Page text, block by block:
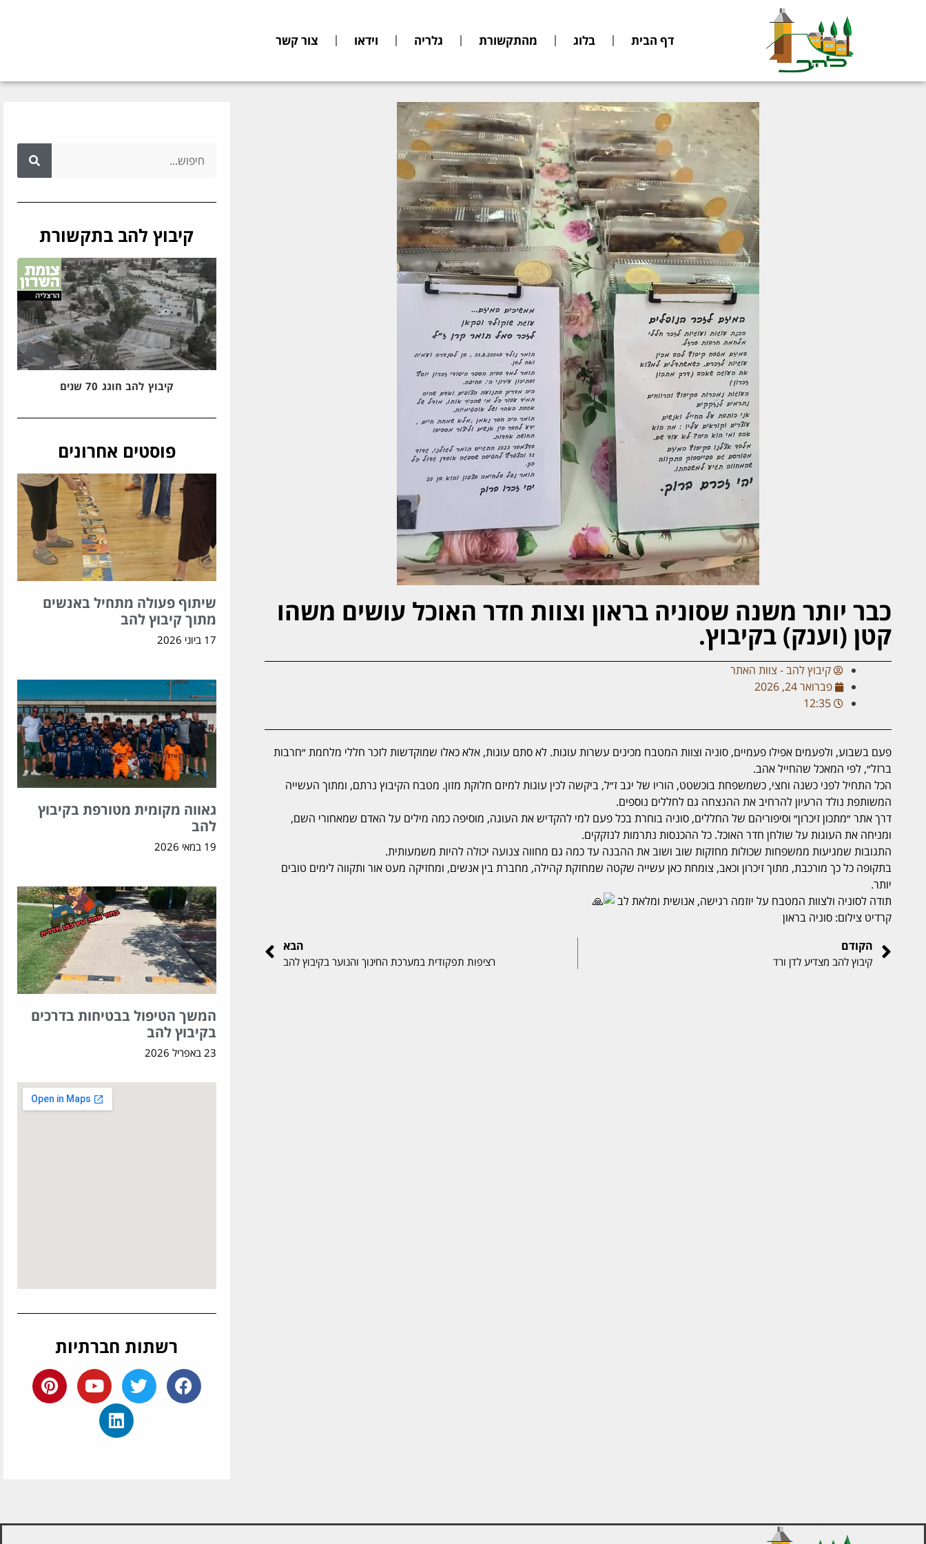
דף הבית בלוג מהתקשורת גלריה וידאו צור קשר
כבר יותר משנה שסוניה בראון וצוות חדר האוכל עושים משהו
קטן (וענק) בקיבוץ.
קיבוץ להב - צוות האתר
פברואר 24, 2026
12:35
פעם בשבוע, ולפעמים אפילו פעמיים, סוניה וצוות המטבח מכינים עשרות עוגות. לא סתם עוגות, אלא כאלו שמוקדשות לזכר חללי מלחמת ״חרבות
ברזל״, לפי המאכל שהחייל אהב.
הכל התחיל לפני כשנה וחצי, כשמשפחת בוכשטט, הוריו של יגב ז״ל, ביקשה לכין עוגות למיזם חלוקת מזון. מטבח הקיבוץ נרתם, ומתוך העשייה
המשותפת נולד הרעיון להרחיב את ההנצחה גם לחללים נוספים.
דרך אתר ״מתכון זיכרון״ וסיפוריהם של החללים, סוניה בוחרת בכל פעם למי להקדיש את העוגה, מוסיפה כמה מילים על האדם שמאחורי השם,
ומניחה את העוגות על שולחן חדר האוכל. כל ההכנסות נתרמות לנזקקים.
התגובות שמגיעות ממשפחות שכולות מחזקות שוב ושוב את ההבנה עד כמה גם מחווה צנועה יכולה להיות משמעותית.
בתקופה כל כך מורכבת, מתוך זיכרון וכאב, צומחת כאן עשייה שקטה שמחזקת קהילה, מחברת בין אנשים, ומחזיקה מעט אור ותקווה לימים טובים
יותר.
תודה לסוניה ולצוות המטבח על יוזמה רגישה, אנושית ומלאת לב
קרדיט צילום: סוניה בראון
הקודם
קיבוץ להב מצדיע לדן ורד
הבא
רציפות תפקודית במערכת החינוך והנוער בקיבוץ להב
קיבוץ להב בתקשורת
קיבוץ להב חוגג 70 שנים
פוסטים אחרונים
שיתוף פעולה מתחיל באנשים
מתוך קיבוץ להב
17 ביוני 2026
גאווה מקומית מטורפת בקיבוץ
להב
19 במאי 2026
המשך הטיפול בבטיחות בדרכים
בקיבוץ להב
23 באפריל 2026
רשתות חברתיות